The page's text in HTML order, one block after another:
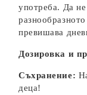
употреба. Да не
превишава
Дозировка и
Съхранение:
деца!